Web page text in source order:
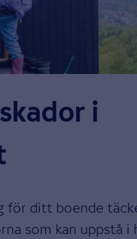
i
för ditt boende
som kan uppstå i